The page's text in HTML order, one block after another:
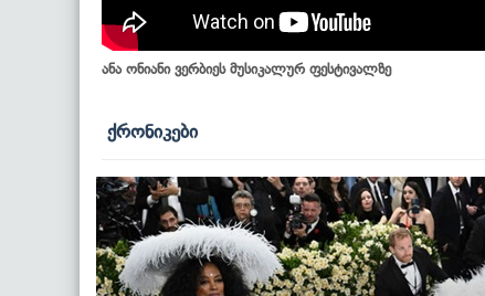
ანა ონიანი ვერბიეს მუსიკალურ ფესტივალზე
ქრონიკები